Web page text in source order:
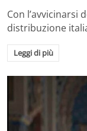
Con l’avvicinarsi
distribuzione
Leggi di più